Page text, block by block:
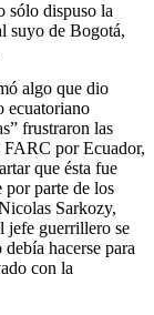
sólo dispuso la
suyo de Bogotá,
algo que dio
ecuatoriano
frustraron las
FARC por Ecuador,
que ésta fue
por parte de los
Sarkozy,
jefe guerrillero se
hacerse para
con la